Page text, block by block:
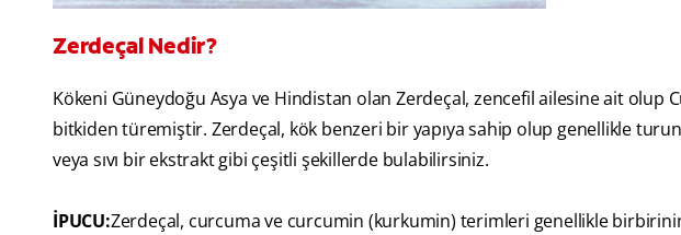
Zerdeçal Nedir?
Kökeni Güneydoğu Asya ve Hindistan olan Zerdeçal, zencefil ailesine ait olup
bitkiden türemiştir. Zerdeçal, kök benzeri bir yapıya sahip olup genellikle
veya sıvı bir ekstrakt gibi çeşitli şekillerde bulabilirsiniz.
İPUCU:Zerdeçal, curcuma ve curcumin (kurkumin) terimleri genellikle